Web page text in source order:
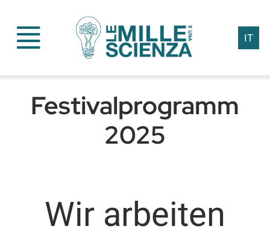
content
IT
Festivalprogramm
2025
Wir arbeiten